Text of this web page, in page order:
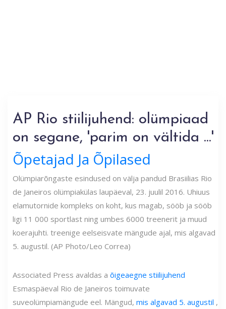
AP Rio stiilijuhend: olümpiaad
on segane, 'parim on vältida ...'
Õpetajad Ja Õpilased
Olümpiarõngaste esindused on välja pandud Brasiilias Rio
de Janeiros olümpiakülas laupäeval, 23. juulil 2016. Uhiuus
elamutornide kompleks on koht, kus magab, sööb ja sööb
ligi 11 000 sportlast ning umbes 6000 treenerit ja muud
koerajuhti. treenige eelseisvate mängude ajal, mis algavad
5. augustil. (AP Photo/Leo Correa)
Associated Press avaldas a õigeaegne stiilijuhend
Esmaspäeval Rio de Janeiros toimuvate
suveolümpiamängude eel. Mängud, mis algavad 5. augustil ,